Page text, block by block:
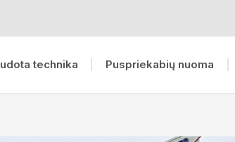
technika Puspriekabių nuoma